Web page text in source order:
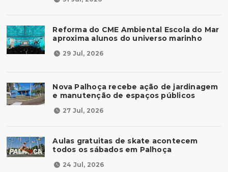
Reforma do CME Ambiental Escola do Mar
aproxima alunos do universo marinho
29 Jul, 2026
Nova Palhoça recebe ação de jardinagem
e manutenção de espaços públicos
27 Jul, 2026
Aulas gratuitas de skate acontecem
todos os sábados em Palhoça
24 Jul, 2026